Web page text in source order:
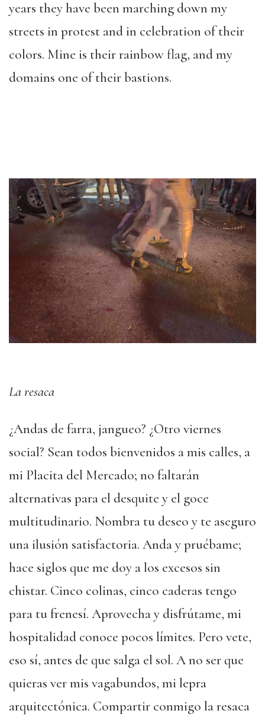
years they have been marching down my
streets in protest and in celebration of their
colors. Mine is their rainbow flag, and my
domains one of their bastions.
La resaca
¿Andas de farra, jangueo? ¿Otro viernes
social? Sean todos bienvenidos a mis calles, a
mi Placita del Mercado; no faltarán
alternativas para el desquite y el goce
multitudinario. Nombra tu deseo y te aseguro
una ilusión satisfactoria. Anda y pruébame;
hace siglos que me doy a los excesos sin
chistar. Cinco colinas, cinco caderas tengo
para tu frenesí. Aprovecha y disfrútame, mi
hospitalidad conoce pocos límites. Pero vete,
eso sí, antes de que salga el sol. A no ser que
quieras ver mis vagabundos, mi lepra
arquitectónica. Compartir conmigo la resaca